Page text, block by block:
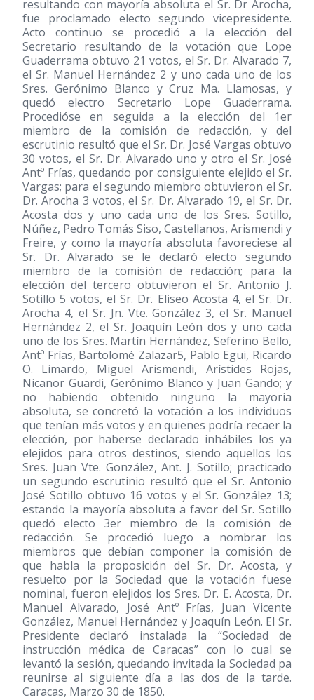
resultando con mayoría absoluta el Sr. Dr Arocha,
fue proclamado electo segundo vicepresidente.
Acto continuo se procedió a la elección del
Secretario resultando de la votación que Lope
Guaderrama obtuvo 21 votos, el Sr. Dr. Alvarado 7,
el Sr. Manuel Hernández 2 y uno cada uno de los
Sres. Gerónimo Blanco y Cruz Ma. Llamosas, y
quedó electro Secretario Lope Guaderrama.
Procedióse en seguida a la elección del 1er
miembro de la comisión de redacción, y del
escrutinio resultó que el Sr. Dr. José Vargas obtuvo
30 votos, el Sr. Dr. Alvarado uno y otro el Sr. José
Antº Frías, quedando por consiguiente elejido el Sr.
Vargas; para el segundo miembro obtuvieron el Sr.
Dr. Arocha 3 votos, el Sr. Dr. Alvarado 19, el Sr. Dr.
Acosta dos y uno cada uno de los Sres. Sotillo,
Núñez, Pedro Tomás Siso, Castellanos, Arismendi y
Freire, y como la mayoría absoluta favoreciese al
Sr. Dr. Alvarado se le declaró electo segundo
miembro de la comisión de redacción; para la
elección del tercero obtuvieron el Sr. Antonio J.
Sotillo 5 votos, el Sr. Dr. Eliseo Acosta 4, el Sr. Dr.
Arocha 4, el Sr. Jn. Vte. González 3, el Sr. Manuel
Hernández 2, el Sr. Joaquín León dos y uno cada
uno de los Sres. Martín Hernández, Seferino Bello,
Antº Frías, Bartolomé Zalazar5, Pablo Egui, Ricardo
O. Limardo, Miguel Arismendi, Arístides Rojas,
Nicanor Guardi, Gerónimo Blanco y Juan Gando; y
no habiendo obtenido ninguno la mayoría
absoluta, se concretó la votación a los individuos
que tenían más votos y en quienes podría recaer la
elección, por haberse declarado inhábiles los ya
elejidos para otros destinos, siendo aquellos los
Sres. Juan Vte. González, Ant. J. Sotillo; practicado
un segundo escrutinio resultó que el Sr. Antonio
José Sotillo obtuvo 16 votos y el Sr. González 13;
estando la mayoría absoluta a favor del Sr. Sotillo
quedó electo 3er miembro de la comisión de
redacción. Se procedió luego a nombrar los
miembros que debían componer la comisión de
que habla la proposición del Sr. Dr. Acosta, y
resuelto por la Sociedad que la votación fuese
nominal, fueron elejidos los Sres. Dr. E. Acosta, Dr.
Manuel Alvarado, José Antº Frías, Juan Vicente
González, Manuel Hernández y Joaquín León. El Sr.
Presidente declaró instalada la “Sociedad de
instrucción médica de Caracas” con lo cual se
levantó la sesión, quedando invitada la Sociedad pa
reunirse al siguiente día a las dos de la tarde.
Caracas, Marzo 30 de 1850.